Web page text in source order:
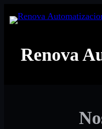
Saltar
al
Renova